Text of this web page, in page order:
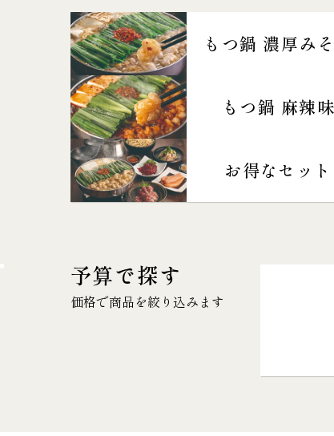
もつ鍋 濃厚み
もつ鍋 麻辣味
お得なセット
予算で探す
価格で商品を絞り込みます